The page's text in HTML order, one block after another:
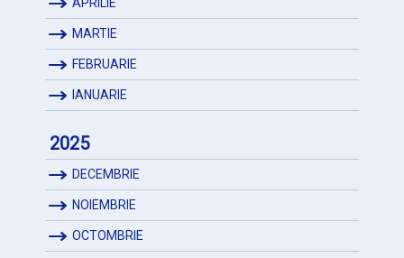
MARTIE
FEBRUARIE
IANUARIE
2025
DECEMBRIE
NOIEMBRIE
OCTOMBRIE